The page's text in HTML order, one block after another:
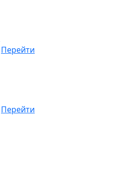
Перейти
Перейти